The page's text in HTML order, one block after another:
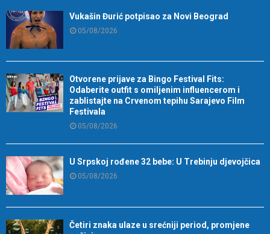
Vukašin Đurić potpisao za Novi Beograd
05/08/2026
Otvorene prijave za Bingo Festival Fits:
Odaberite outfit s omiljenim influencerom i
zablistajte na Crvenom tepihu Sarajevo Film
Festivala
05/08/2026
U Srpskoj rođene 32 bebe: U Trebinju djevojčica
05/08/2026
Četiri znaka ulaze u srećniji period, promjene